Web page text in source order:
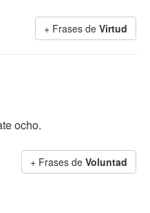
+ Frases de Virtud
ocho.
+ Frases de Voluntad